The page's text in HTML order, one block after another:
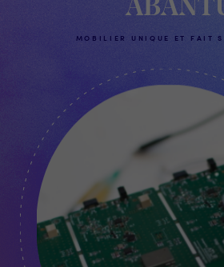
MOBILIER UNIQUE ET FAIT